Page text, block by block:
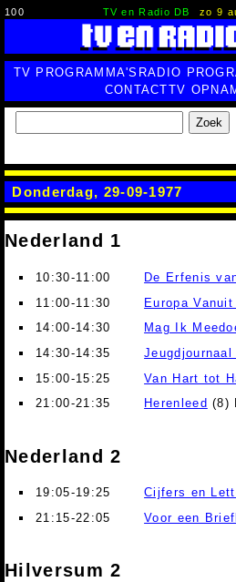
100 TV en Radio DB zo 9
TV PROGRAMMA'S RADIO
CONTACTTV
Zoek
Donderdag, 29-09-1977
Nederland 1
10:30-11:00 De Erfenis
11:00-11:30
Europa
14:00-14:30
Mag Ik
14:30-14:35
15:00-15:25
Van Hart tot
21:00-21:35
Herenleed (8)
Nederland 2
19:05-19:25 Cijfers en
21:15-22:05
Voor een
Hilversum 2